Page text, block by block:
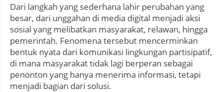
Dari langkah yang sederhana lahir perubahan yang
besar, dari unggahan di media digital menjadi aksi
sosial yang melibatkan masyarakat, relawan, hingga
pemerintah. Fenomena tersebut mencerminkan
bentuk nyata dari komunikasi lingkungan partisipatif,
di mana masyarakat tidak lagi berperan sebagai
penonton yang hanya menerima informasi, tetapi
menjadi bagian dari solusi.